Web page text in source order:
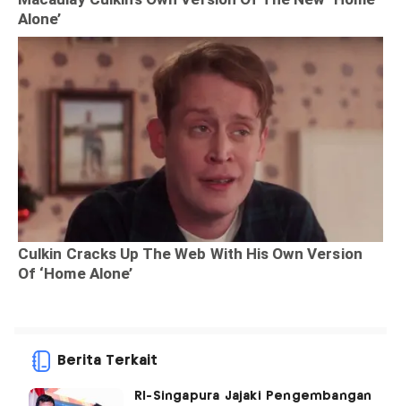
Berita Terkait
RI-Singapura Jajaki Pengembangan